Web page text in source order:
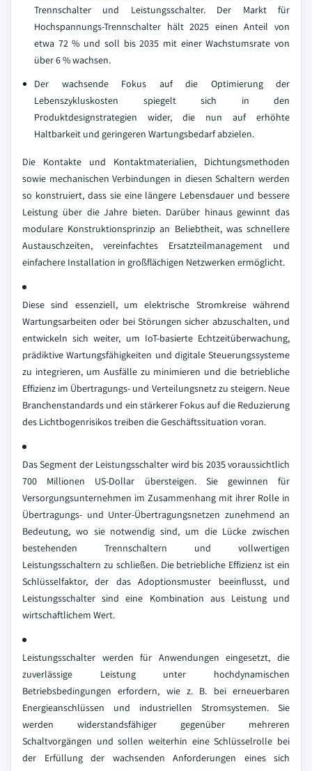
Trennschalter und Leistungsschalter. Der Markt für
Hochspannungs-Trennschalter hält 2025 einen Anteil von
etwa 72 % und soll bis 2035 mit einer Wachstumsrate von
über 6 % wachsen.
Der wachsende Fokus auf die Optimierung der
Lebenszykluskosten spiegelt sich in den
Produktdesignstrategien wider, die nun auf erhöhte
Haltbarkeit und geringeren Wartungsbedarf abzielen.
Die Kontakte und Kontaktmaterialien, Dichtungsmethoden
sowie mechanischen Verbindungen in diesen Schaltern werden
so konstruiert, dass sie eine längere Lebensdauer und bessere
Leistung über die Jahre bieten. Darüber hinaus gewinnt das
modulare Konstruktionsprinzip an Beliebtheit, was schnellere
Austauschzeiten, vereinfachtes Ersatzteilmanagement und
einfachere Installation in großflächigen Netzwerken ermöglicht.
Diese sind essenziell, um elektrische Stromkreise während
Wartungsarbeiten oder bei Störungen sicher abzuschalten, und
entwickeln sich weiter, um IoT-basierte Echtzeitüberwachung,
prädiktive Wartungsfähigkeiten und digitale Steuerungssysteme
zu integrieren, um Ausfälle zu minimieren und die betriebliche
Effizienz im Übertragungs- und Verteilungsnetz zu steigern. Neue
Branchenstandards und ein stärkerer Fokus auf die Reduzierung
des Lichtbogenrisikos treiben die Geschäftssituation voran.
Das Segment der Leistungsschalter wird bis 2035 voraussichtlich
700 Millionen US-Dollar übersteigen. Sie gewinnen für
Versorgungsunternehmen im Zusammenhang mit ihrer Rolle in
Übertragungs- und Unter-Übertragungsnetzen zunehmend an
Bedeutung, wo sie notwendig sind, um die Lücke zwischen
bestehenden Trennschaltern und vollwertigen
Leistungsschaltern zu schließen. Die betriebliche Effizienz ist ein
Schlüsselfaktor, der das Adoptionsmuster beeinflusst, und
Leistungsschalter sind eine Kombination aus Leistung und
wirtschaftlichem Wert.
Leistungsschalter werden für Anwendungen eingesetzt, die
zuverlässige Leistung unter hochdynamischen
Betriebsbedingungen erfordern, wie z. B. bei erneuerbaren
Energieanschlüssen und industriellen Stromsystemen. Sie
werden widerstandsfähiger gegenüber mehreren
Schaltvorgängen und sollen weiterhin eine Schlüsselrolle bei
der Erfüllung der wachsenden Anforderungen eines sich